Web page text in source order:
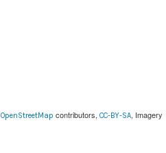
OpenStreetMap contributors, CC-BY-SA, Imagery